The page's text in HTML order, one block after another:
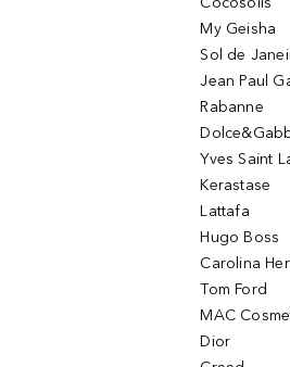
My Geisha
Sol de
Jean Paul
Rabanne
Yves Saint
Kerastase
Lattafa
Hugo Boss
Carolina
Tom Ford
MAC
Dior